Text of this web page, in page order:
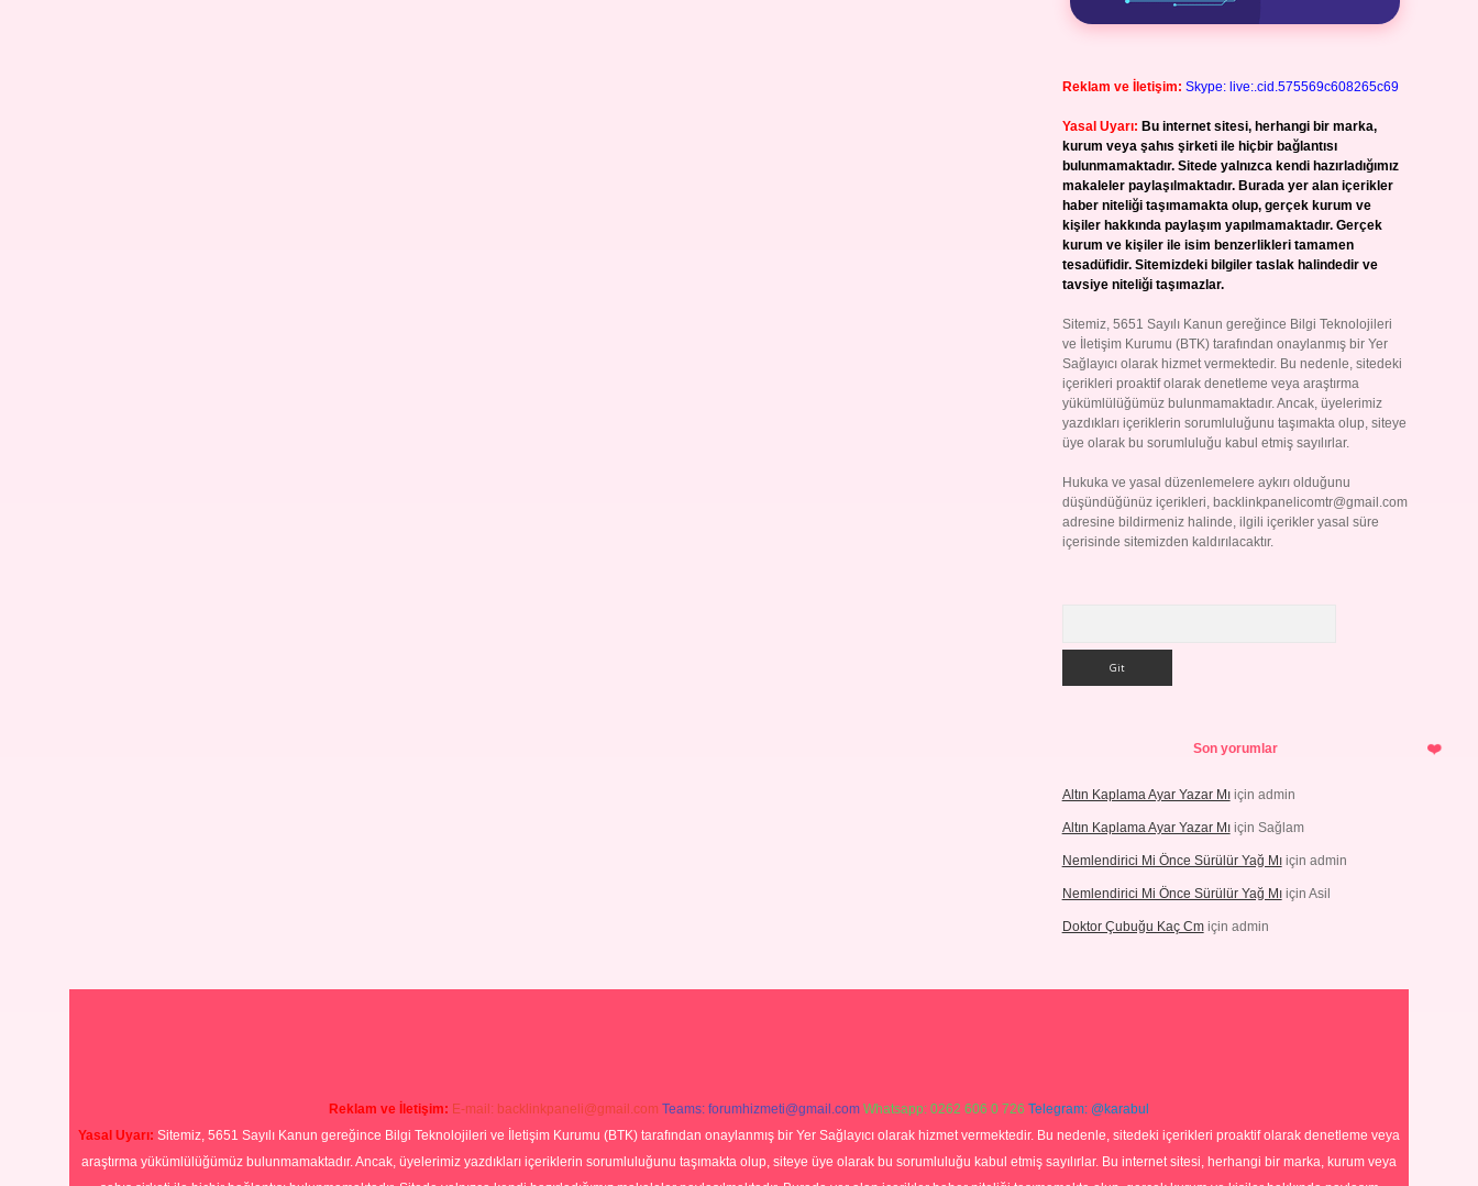
Reklam ve İletişim: Skype: live:.cid.575569c608265c69
Yasal Uyarı: Bu internet sitesi, herhangi bir marka,
kurum veya şahıs şirketi ile hiçbir bağlantısı
bulunmamaktadır. Sitede yalnızca kendi hazırladığımız
makaleler paylaşılmaktadır. Burada yer alan içerikler
haber niteliği taşımamakta olup, gerçek kurum ve
kişiler hakkında paylaşım yapılmamaktadır. Gerçek
kurum ve kişiler ile isim benzerlikleri tamamen
tesadüfidir. Sitemizdeki bilgiler taslak halindedir ve
tavsiye niteliği taşımazlar.
Sitemiz, 5651 Sayılı Kanun gereğince Bilgi Teknolojileri
ve İletişim Kurumu (BTK) tarafından onaylanmış bir Yer
Sağlayıcı olarak hizmet vermektedir. Bu nedenle, sitedeki
içerikleri proaktif olarak denetleme veya araştırma
yükümlülüğümüz bulunmamaktadır. Ancak, üyelerimiz
yazdıkları içeriklerin sorumluluğunu taşımakta olup, siteye
üye olarak bu sorumluluğu kabul etmiş sayılırlar.
Hukuka ve yasal düzenlemelere aykırı olduğunu
düşündüğünüz içerikleri, backlinkpanelicomtr@gmail.com
adresine bildirmeniz halinde, ilgili içerikler yasal süre
içerisinde sitemizden kaldırılacaktır.
Son yorumlar
Altın Kaplama Ayar Yazar Mıiçin admin
Altın Kaplama Ayar Yazar Mıiçin Sağlam
Nemlendirici Mi Önce Sürülür Yağ Mıiçin admin
Nemlendirici Mi Önce Sürülür Yağ Mıiçin Asil
Doktor Çubuğu Kaç Cmiçin admin
Reklam ve İletişim: E-mail: backlinkpaneli@gmail.com Teams: forumhizmeti@gmail.com Whatsapp: 0262 606 0 726 Telegram: @karabul
Yasal Uyarı: Sitemiz, 5651 Sayılı Kanun gereğince Bilgi Teknolojileri ve İletişim Kurumu (BTK) tarafından onaylanmış bir Yer Sağlayıcı olarak hizmet vermektedir. Bu nedenle, sitedeki içerikleri proaktif olarak denetleme veya
araştırma yükümlülüğümüz bulunmamaktadır. Ancak, üyelerimiz yazdıkları içeriklerin sorumluluğunu taşımakta olup, siteye üye olarak bu sorumluluğu kabul etmiş sayılırlar. Bu internet sitesi, herhangi bir marka, kurum veya